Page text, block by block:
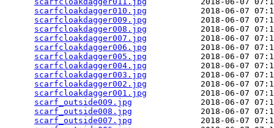
scarfcloakdagger010.jpg
2018-06-07
scarfcloakdagger009.jpg
2018-06-07
scarfcloakdagger008.jpg
2018-06-07
scarfcloakdagger007.jpg
2018-06-07
scarfcloakdagger006.jpg
2018-06-07
scarfcloakdagger005.jpg
2018-06-07
scarfcloakdagger004.jpg
2018-06-07
scarfcloakdagger003.jpg
2018-06-07
scarfcloakdagger002.jpg
2018-06-07
scarfcloakdagger001.jpg
2018-06-07
scarf_outside009.jpg
2018-06-07
scarf_outside008.jpg
2018-06-07
scarf_outside007.jpg
2018-06-07